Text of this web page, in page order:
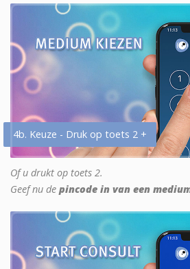
4b. Keuze - Druk op toets 2 +
Of u drukt op toets 2.
Geef nu de pincode in van een